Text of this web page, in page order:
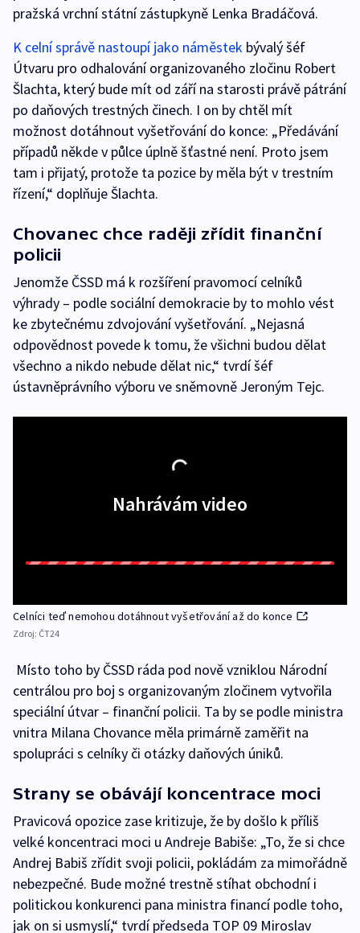
pražská vrchní státní zástupkyně Lenka Bradáčová.
K celní správě nastoupí jako náměstek bývalý šéf
Útvaru pro odhalování organizovaného zločinu Robert
Šlachta, který bude mít od září na starosti právě pátrání
po daňových trestných činech. I on by chtěl mít
možnost dotáhnout vyšetřování do konce: „Předávání
případů někde v půlce úplně šťastné není. Proto jsem
tam i přijatý, protože ta pozice by měla být v trestním
řízení,“ doplňuje Šlachta.
Chovanec chce raději zřídit finanční
policii
Jenomže ČSSD má k rozšíření pravomocí celníků
výhrady – podle sociální demokracie by to mohlo vést
ke zbytečnému zdvojování vyšetřování. „Nejasná
odpovědnost povede k tomu, že všichni budou dělat
všechno a nikdo nebude dělat nic,“ tvrdí šéf
ústavněprávního výboru ve sněmovně Jeroným Tejc.
Nahrávám video
Celníci teď nemohou dotáhnout vyšetřování až do konce
Zdroj: ČT24
Místo toho by ČSSD ráda pod nově vzniklou Národní
centrálou pro boj s organizovaným zločinem vytvořila
speciální útvar – finanční policii. Ta by se podle ministra
vnitra Milana Chovance měla primárně zaměřit na
spolupráci s celníky či otázky daňových úniků.
Strany se obávájí koncentrace moci
Pravicová opozice zase kritizuje, že by došlo k příliš
velké koncentraci moci u Andreje Babiše: „To, že si chce
Andrej Babiš zřídit svoji policii, pokládám za mimořádně
nebezpečné. Bude možné trestně stíhat obchodní i
politickou konkurenci pana ministra financí podle toho,
jak on si usmyslí,“ tvrdí předseda TOP 09 Miroslav